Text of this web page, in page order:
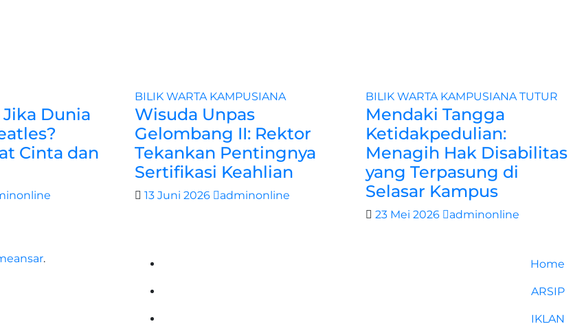
Dunia
Cinta dan
BILIK WARTA KAMPUSIANA
Wisuda Unpas
Gelombang II: Rektor
Tekankan Pentingnya
Sertifikasi Keahlian
13 Juni 2026 adminonline
BILIK WARTA KAMPUSIANATUTUR
Mendaki Tangga
Ketidakpedulian:
Menagih Hak Disabilitas
yang Terpasung di
Selasar Kampus
23 Mei 2026 adminonline
. Home
ARSIP
IKLAN